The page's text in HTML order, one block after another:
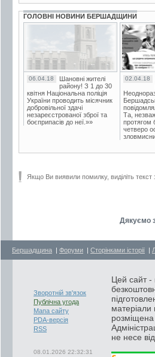
ГОЛОВНІ НОВИНИ БЕРШАДЩИНИ
06.04.18
Шановні жителі
району! З 1 до 30
квітня Національна поліція
України проводить місячник
добровільної здачі
незареєстрованої зброї та
боєприпасів до неї.»»
02.04.18
Та,
протягом
четверо
Якщо Ви виявили помилку, виділіть
Дякуємо
Бершадщина | Форуми | Сторінками історії |
Зворотній зв'язок
Публічна угода
Мапа сайту
PDA-версія
RSS
08.01.2026 22:32:31
Цей сайт -
розміщена
не несе